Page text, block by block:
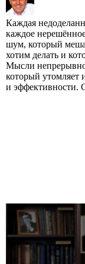
Каждая
каждое
шум, который
хотим делать и
Мысли непрерывно
который утомляет
и эффективности.